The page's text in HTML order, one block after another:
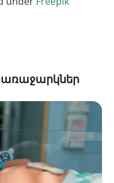
առաջարկներ